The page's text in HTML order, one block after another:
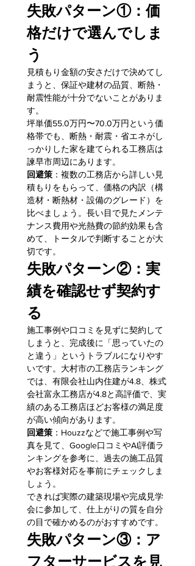
失敗パターン①：価
格だけで選んでしま
う
見積もり金額の安さだけで決めてし
まうと、保証や建材の品質、断熱・
耐震性能が十分でないことがありま
す。
坪単価55.0万円〜70.0万円という価
格帯でも、断熱・耐震・省エネがし
っかりした家を建てられる工務店は
諫早市周辺にあります。
回避策 ：複数の工務店から詳しい見
積もりをもらって、価格の内訳（構
造材・断熱材・設備のグレード）を
比べましょう。長い目で見たメンテ
ナンス費用や光熱費の節約効果も含
めて、トータルで判断することが大
切です。
失敗パターン②：実
績を確認せず契約す
る
施工事例や口コミを見ずに契約して
しまうと、完成後に「思っていたの
と違う」というトラブルになりやす
いです。大村市の工務店ランキング
では、有限会社山内住建が4.8、株式
会社富永工務店が4.8と高評価で、実
績のある工務店ほどお客様の満足度
が高い傾向があります。
回避策 ：Houzzなどで施工事例や写
真を見て、Google口コミやAI評価ラ
ンキングを参考に、過去の施工品質
やお客様対応を事前にチェックしま
しょう。
できれば実際の建築現場や完成見学
会に参加して、仕上がりの質を自分
の目で確かめるのがおすすめです。
失敗パターン③：ア
フターサービスを見